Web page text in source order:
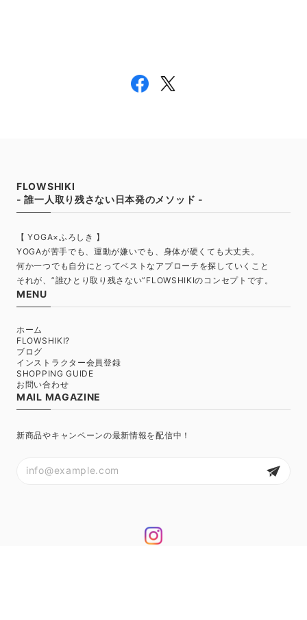
FLOWSHIKI
- 誰一人取り残さない日本発のメソッド -
【 YOGA×ふろしき 】
YOGAが苦手でも、運動が嫌いでも、身体が硬くても大丈夫。
何か一つでも自分にとってベストなアプローチを探していくこと
それが、”誰ひとり取り残さない”FLOWSHIKIのコンセプトです。
MENU
ホーム
FLOWSHIKI?
ブログ
インストラクター会員登録
SHOPPING GUIDE
お問い合わせ
MAIL MAGAZINE
新商品やキャンペーンの最新情報を配信中！